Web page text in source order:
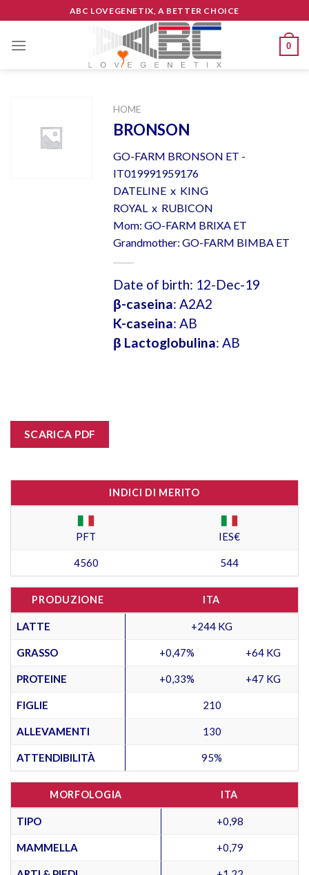
to
content
ABC LOVEGENETIX, A BETTER CHOICE
0
HOME
BRONSON
GO-FARM BRONSON ET -
IT019991959176
DATELINE x KING
ROYAL x RUBICON
Mom: GO-FARM BRIXA ET
Grandmother: GO-FARM BIMBA ET
Date of birth: 12-Dec-19
β-caseina: A2A2
K-caseina: AB
β Lactoglobulina: AB
SCARICA PDF
INDICI DI MERITO
PFT IES€
4560 544
PRODUZIONE ITA
LATTE +244 KG
GRASSO +0,47% +64 KG
PROTEINE +0,33% +47 KG
FIGLIE 210
ALLEVAMENTI 130
ATTENDIBILITÀ 95%
MORFOLOGIA ITA
TIPO +0,98
MAMMELLA +0,79